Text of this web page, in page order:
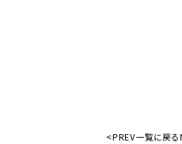
<PREV一覧に戻る